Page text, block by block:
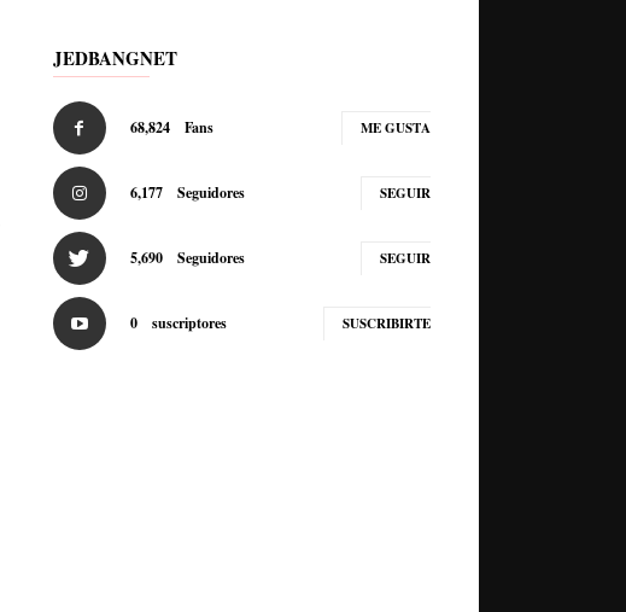
JEDBANGNET
68,824 Fans ME GUSTA
6,177 Seguidores SEGUIR
5,690 Seguidores SEGUIR
0 suscriptores SUSCRIBIRTE